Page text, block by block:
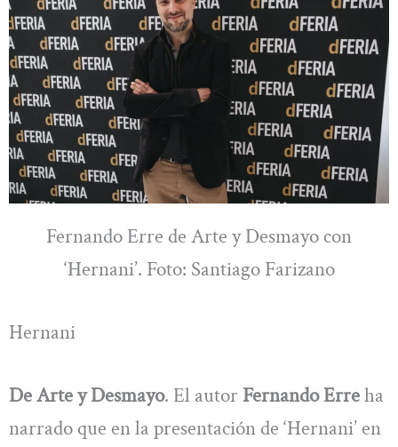
Fernando Erre de Arte y Desmayo con
‘Hernani’. Foto: Santiago Farizano
Hernani
De Arte y Desmayo. El autor Fernando Erreha
narrado que en la presentación de ‘Hernani’ en